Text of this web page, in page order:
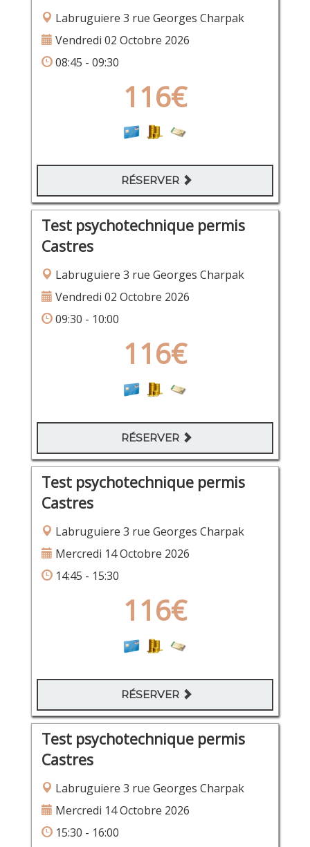
Labruguiere 3 rue Georges Charpak
Vendredi 02 Octobre 2026
08:45 - 09:30
116€
RÉSERVER
Test psychotechnique permis
Castres
Labruguiere 3 rue Georges Charpak
Vendredi 02 Octobre 2026
09:30 - 10:00
116€
RÉSERVER
Test psychotechnique permis
Castres
Labruguiere 3 rue Georges Charpak
Mercredi 14 Octobre 2026
14:45 - 15:30
116€
RÉSERVER
Test psychotechnique permis
Castres
Labruguiere 3 rue Georges Charpak
Mercredi 14 Octobre 2026
15:30 - 16:00